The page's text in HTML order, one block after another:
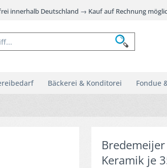
innerhalb Deutschland → Kauf auf Rechnung
Bäckerei & Konditorei Fondue
Keramik je